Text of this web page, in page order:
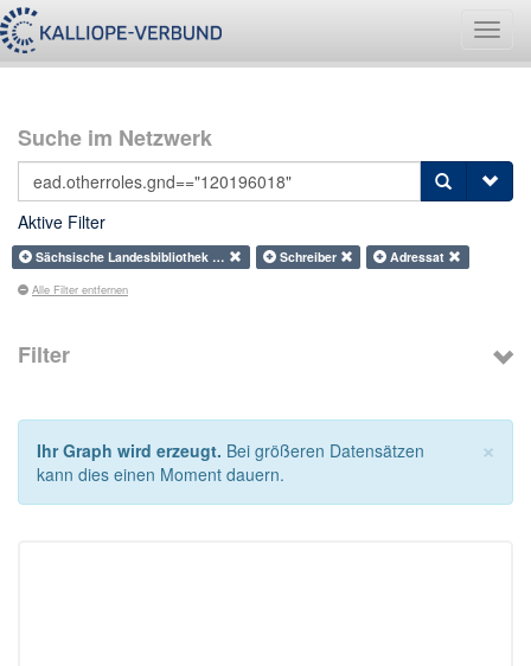
Suche im Netzwerk
Aktive Filter
Sächsische Landesbibliothek … Schreiber Adressat
Alle Filter entfernen
Filter
×
Ihr Graph wird erzeugt. Bei größeren Datensätzen
kann dies einen Moment dauern.